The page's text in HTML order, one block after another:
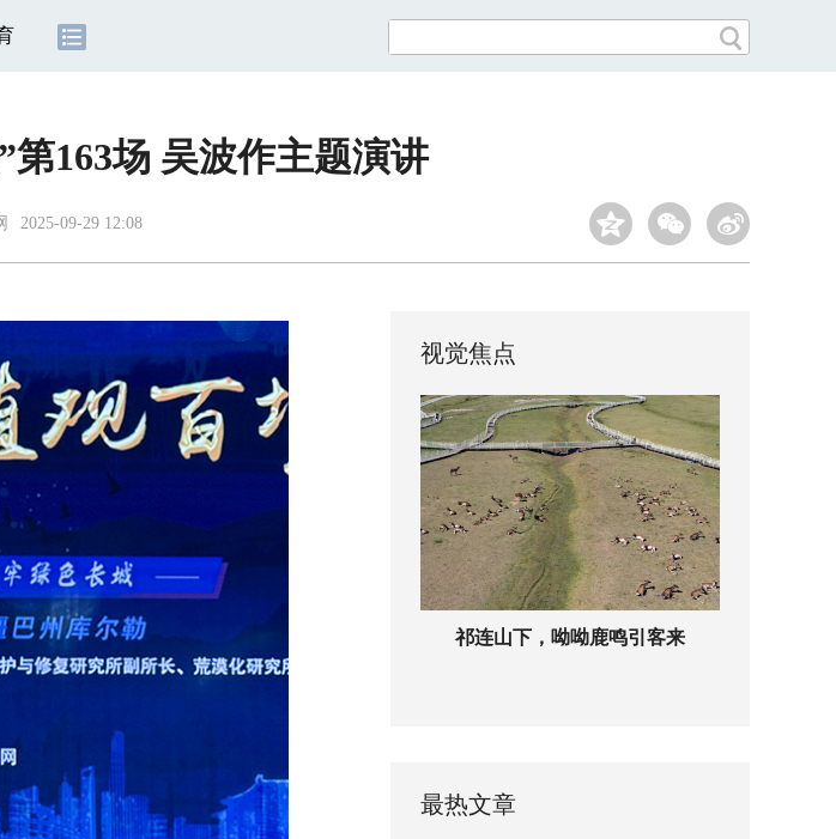
163场 吴波作主题演讲
2025-09-29 12:08
视觉焦点
祁连山下，呦呦鹿鸣引客来
最热文章